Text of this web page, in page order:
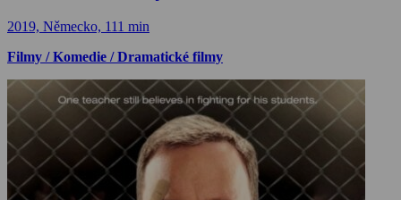
2019, Německo, 111 min
Filmy / Komedie / Dramatické filmy